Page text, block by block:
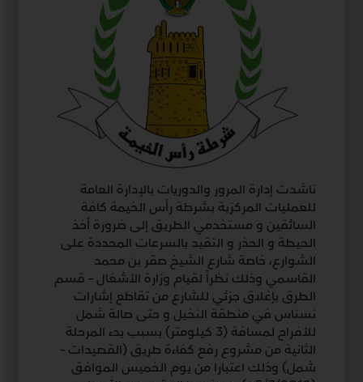
ناشدت إدارة المرور والدوريات بالإدارة العامة
للعمليات المركزية بشرطة رأس الخيمة كافة
السائقين و مستخدمي الطريق إلى ضرورة أخذ
الحيطة و الحذر و التقيد بالسرعات المحددة على
الشوارع، خاصة شارع الشيخ صقر بن محمد
القاسمي وذلك نظراً لقيام وزارة الأشغال – قسم
الطرق بإغلاق جزئي للشارع من تقاطع إشارات
نسناس في منطقة النخيل و حتى صالة شمل
للأفراح لمسافة (3 كيلومتر) بسبب بدء المرحلة
الثانية من مشروع رفع كفاءة طريق (القصيدات –
شمل) وذلك اعتبارا من يوم الخميس الموافق